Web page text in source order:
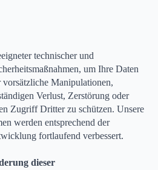
technischer und
um Ihre Daten
vorsätzliche Manipulationen,
Verlust, Zerstörung oder
Zugriff Dritter zu schützen. Unsere
werden entsprechend der
fortlaufend verbessert.
dieser